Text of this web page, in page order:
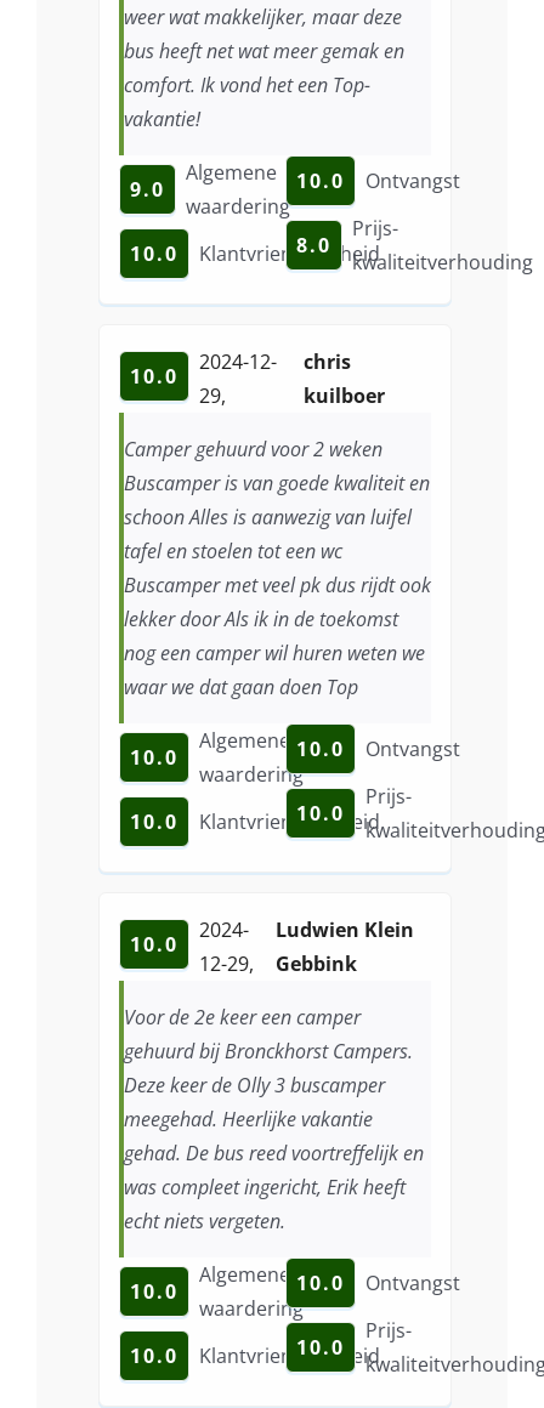
weer wat makkelijker, maar deze
bus heeft net wat meer gemak en
comfort. Ik vond het een Top-
vakantie!
9.0
Algemene
waardering
10.0
Klantvriendelijkheid
10.0 Ontvangst
8.0
Prijs-
kwaliteitverhouding
10.0
2024-12-
29,
chris
kuilboer
Camper gehuurd voor 2 weken
Buscamper is van goede kwaliteit en
schoon Alles is aanwezig van luifel
tafel en stoelen tot een wc
Buscamper met veel pk dus rijdt ook
lekker door Als ik in de toekomst
nog een camper wil huren weten we
waar we dat gaan doen Top
10.0
Algemene
waardering
10.0
Klantvriendelijkheid
10.0 Ontvangst
10.0
Prijs-
10.0
2024-
12-29,
Ludwien Klein
Gebbink
Voor de 2e keer een camper
gehuurd bij Bronckhorst Campers.
Deze keer de Olly 3 buscamper
meegehad. Heerlijke vakantie
gehad. De bus reed voortreffelijk en
was compleet ingericht, Erik heeft
echt niets vergeten.
10.0
Algemene
waardering
10.0
Klantvriendelijkheid
10.0 Ontvangst
10.0
Prijs-